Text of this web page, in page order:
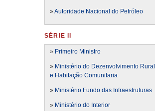
» Autoridade Nacional do Petróleo
SÉRIE II
» Primeiro Ministro
» Ministério do Dezenvolvimento Rural
e Habitação Comunitaria
» Ministério Fundo das Infraestruturas
» Ministério do Interior